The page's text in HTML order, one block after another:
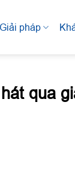
Giải pháp
qua